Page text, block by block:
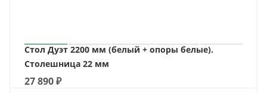
Стол Дуэт 2200 мм (белый + опоры белые).
Столешница 22 мм
27 890₽